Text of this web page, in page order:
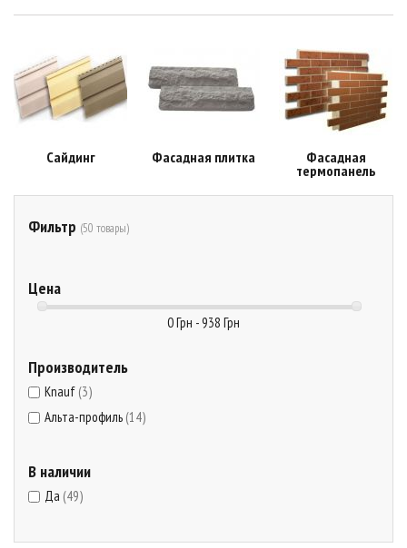
Сайдинг Фасадная плитка Фасадная
термопанель
Фильтр (50 товары)
Цена
0 Грн - 938 Грн
Производитель
Knauf (3)
Альта-профиль (14)
В наличии
Да (49)